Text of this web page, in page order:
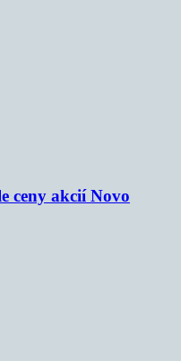
ceny akcií Novo